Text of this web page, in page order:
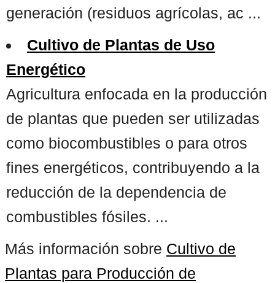
generación (residuos agrícolas, ac ...
Cultivo de Plantas de Uso
Energético
Agricultura enfocada en la producción
de plantas que pueden ser utilizadas
como biocombustibles o para otros
fines energéticos, contribuyendo a la
reducción de la dependencia de
combustibles fósiles. ...
Más información sobre Cultivo de
Plantas para Producción de